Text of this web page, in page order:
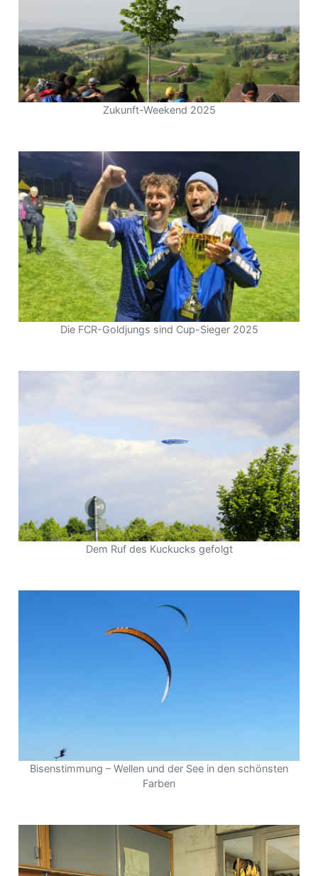
Zukunft-Weekend 2025
Die FCR-Goldjungs sind Cup-Sieger 2025
Dem Ruf des Kuckucks gefolgt
Bisenstimmung – Wellen und der See in den schönsten
Farben